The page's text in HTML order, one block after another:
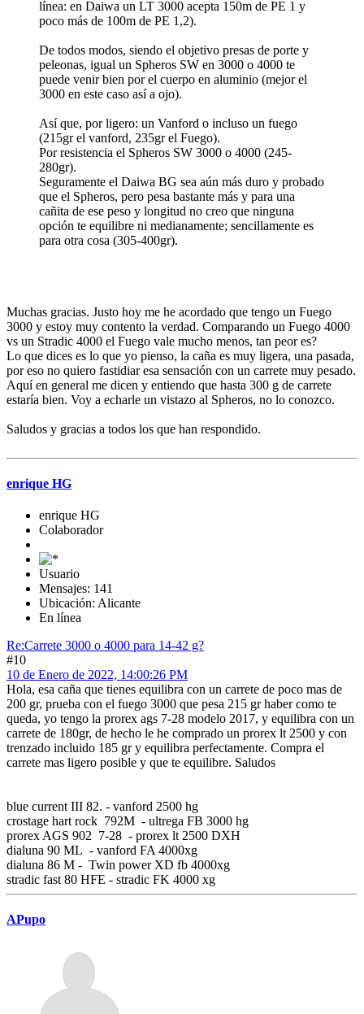
línea: en Daiwa un LT 3000 acepta 150m de PE 1 y
poco más de 100m de PE 1,2).
De todos modos, siendo el objetivo presas de porte y
peleonas, igual un Spheros SW en 3000 o 4000 te
puede venir bien por el cuerpo en aluminio (mejor el
3000 en este caso así a ojo).
Así que, por ligero: un Vanford o incluso un fuego
(215gr el vanford, 235gr el Fuego).
Por resistencia el Spheros SW 3000 o 4000 (245-
280gr).
Seguramente el Daiwa BG sea aún más duro y probado
que el Spheros, pero pesa bastante más y para una
cañita de ese peso y longitud no creo que ninguna
opción te equilibre ni medianamente; sencillamente es
para otra cosa (305-400gr).
Muchas gracias. Justo hoy me he acordado que tengo un Fuego
3000 y estoy muy contento la verdad. Comparando un Fuego 4000
vs un Stradic 4000 el Fuego vale mucho menos, tan peor es?
Lo que dices es lo que yo pienso, la caña es muy ligera, una pasada,
por eso no quiero fastidiar esa sensación con un carrete muy pesado.
Aquí en general me dicen y entiendo que hasta 300 g de carrete
estaría bien. Voy a echarle un vistazo al Spheros, no lo conozco.
Saludos y gracias a todos los que han respondido.
enrique HG
enrique HG
Colaborador
Usuario
Mensajes: 141
Ubicación: Alicante
En línea
Re:Carrete 3000 o 4000 para 14-42 g?
#10
10 de Enero de 2022, 14:00:26 PM
Hola, esa caña que tienes equilibra con un carrete de poco mas de
200 gr, prueba con el fuego 3000 que pesa 215 gr haber como te
queda, yo tengo la prorex ags 7-28 modelo 2017, y equilibra con un
carrete de 180gr, de hecho le he comprado un prorex lt 2500 y con
trenzado incluido 185 gr y equilibra perfectamente. Compra el
carrete mas ligero posible y que te equilibre. Saludos
blue current III 82. - vanford 2500 hg
crostage hart rock 792M - ultrega FB 3000 hg
prorex AGS 902 7-28 - prorex lt 2500 DXH
dialuna 90 ML - vanford FA 4000xg
dialuna 86 M - Twin power XD fb 4000xg
stradic fast 80 HFE - stradic FK 4000 xg
APupo